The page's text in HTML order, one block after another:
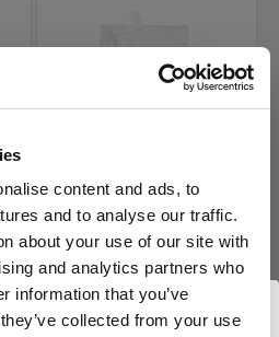
content and ads, to
and to analyse our traffic.
about your use of our site with
and analytics partners who
information that you’ve
collected from your use
SOFTBOXES
Diffuser kit for RFi
Softbox 2x2'
(0)
Ersatz-Diffusor-Kit für RFi